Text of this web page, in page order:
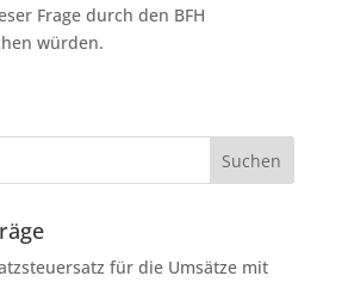
Frage durch den BFH
würden.
für die Umsätze mit